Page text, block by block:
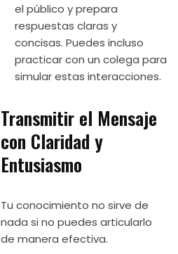
el público y prepara
respuestas claras y
concisas. Puedes incluso
practicar con un colega para
simular estas interacciones.
Transmitir el Mensaje
con Claridad y
Entusiasmo
Tu conocimiento no sirve de
nada si no puedes articularlo
de manera efectiva.